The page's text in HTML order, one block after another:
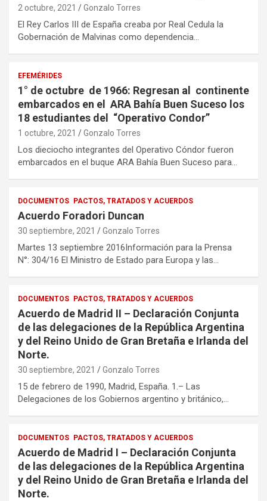
2 octubre, 2021 Gonzalo Torres
El Rey Carlos III de España creaba por Real Cedula la
Gobernación de Malvinas como dependencia…
EFEMÉRIDES
1° de octubre de 1966: Regresan al continente
embarcados en el ARA Bahía Buen Suceso los
18 estudiantes del “Operativo Condor”
1 octubre, 2021 Gonzalo Torres
Los dieciocho integrantes del Operativo Cóndor fueron
embarcados en el buque ARA Bahía Buen Suceso para…
DOCUMENTOS PACTOS, TRATADOS Y ACUERDOS
Acuerdo Foradori Duncan
30 septiembre, 2021 Gonzalo Torres
Martes 13 septiembre 2016Información para la Prensa
N°: 304/16 El Ministro de Estado para Europa y las…
DOCUMENTOS PACTOS, TRATADOS Y ACUERDOS
Acuerdo de Madrid II – Declaración Conjunta
de las delegaciones de la República Argentina
y del Reino Unido de Gran Bretaña e Irlanda del
Norte.
30 septiembre, 2021 Gonzalo Torres
15 de febrero de 1990, Madrid, España. 1.– Las
Delegaciones de los Gobiernos argentino y británico,…
DOCUMENTOS PACTOS, TRATADOS Y ACUERDOS
Acuerdo de Madrid I – Declaración Conjunta
de las delegaciones de la República Argentina
y del Reino Unido de Gran Bretaña e Irlanda del
Norte.